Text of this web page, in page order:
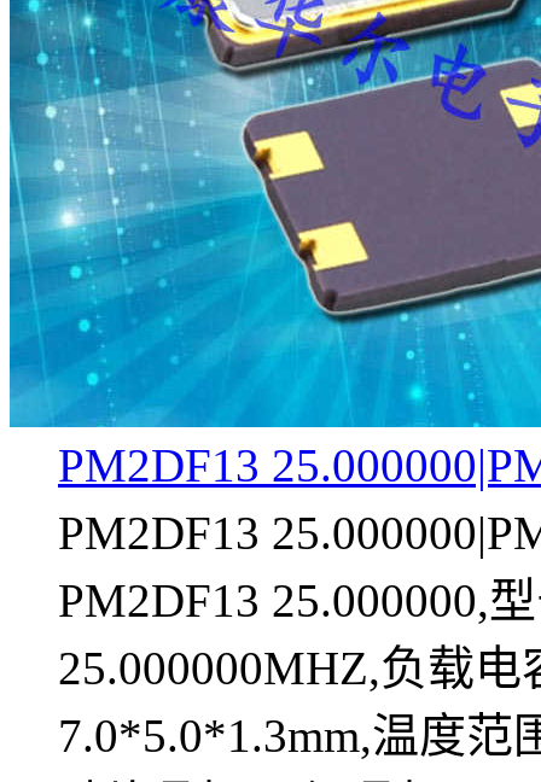
PM2DF13
PM2DF13
PM2DF13 25.000000,
25.000000MHZ,负载电
7.0*5.0*1.3mm,温度